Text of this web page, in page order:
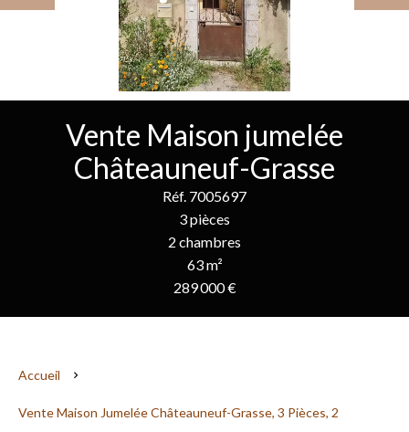
Vente Maison jumelée
Châteauneuf-Grasse
Réf. 7005697
3 pièces
2 chambres
63 m²
289 000 €
Accueil
Vente Maison Jumelée Châteauneuf-Grasse, 3 Pièces, 2